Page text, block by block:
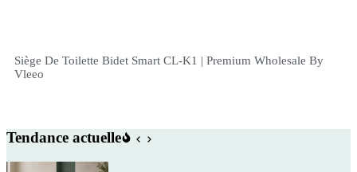
Siège De Toilette Bidet Smart CL-K1 | Premium Wholesale By
Vleeo
Tendance actuelle